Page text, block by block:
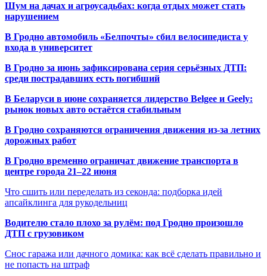
Шум на дачах и агроусадьбах: когда отдых может стать
нарушением
В Гродно автомобиль «Белпочты» сбил велосипедиста у
входа в университет
В Гродно за июнь зафиксирована серия серьёзных ДТП:
среди пострадавших есть погибший
В Беларуси в июне сохраняется лидерство Belgee и Geely:
рынок новых авто остаётся стабильным
В Гродно сохраняются ограничения движения из-за летних
дорожных работ
В Гродно временно ограничат движение транспорта в
центре города 21–22 июня
Что сшить или переделать из секонда: подборка идей
апсайклинга для рукодельниц
Водителю стало плохо за рулём: под Гродно произошло
ДТП с грузовиком
Снос гаража или дачного домика: как всё сделать правильно и
не попасть на штраф